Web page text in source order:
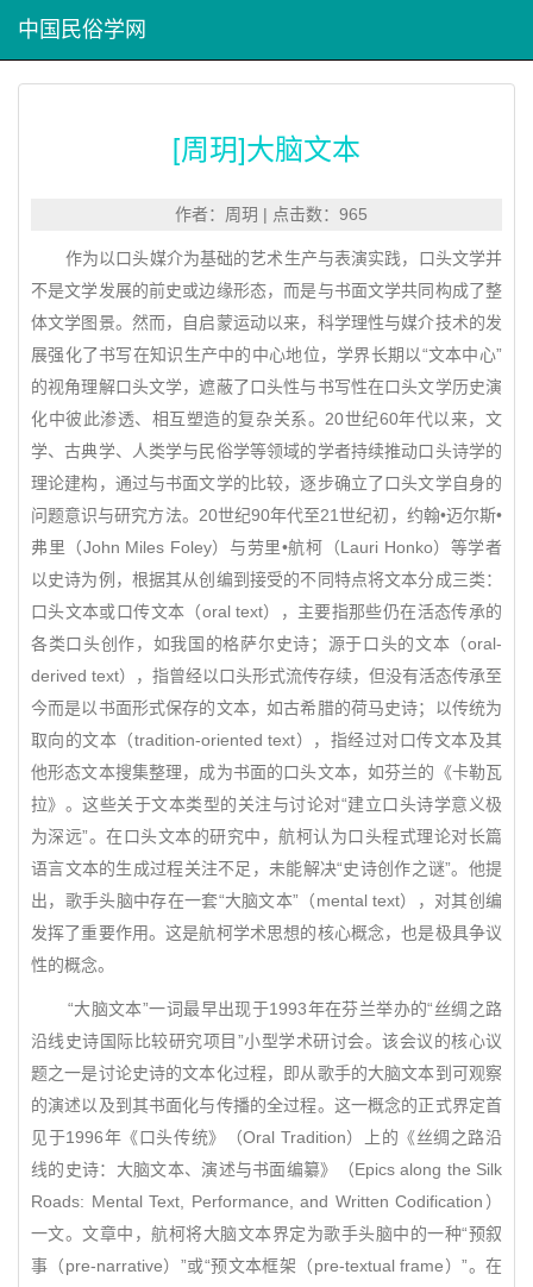
中国民俗学网
[周玥]大脑文本
作者：周玥 | 点击数：965
作为以口头媒介为基础的艺术生产与表演实践，口头文学并
不是文学发展的前史或边缘形态，而是与书面文学共同构成了整
体文学图景。然而，自启蒙运动以来，科学理性与媒介技术的发
展强化了书写在知识生产中的中心地位，学界长期以“文本中心”
的视角理解口头文学，遮蔽了口头性与书写性在口头文学历史演
化中彼此渗透、相互塑造的复杂关系。20世纪60年代以来，文
学、古典学、人类学与民俗学等领域的学者持续推动口头诗学的
理论建构，通过与书面文学的比较，逐步确立了口头文学自身的
问题意识与研究方法。20世纪90年代至21世纪初，约翰•迈尔斯•
弗里（John Miles Foley）与劳里•航柯（Lauri Honko）等学者
以史诗为例，根据其从创编到接受的不同特点将文本分成三类：
口头文本或口传文本（oral text），主要指那些仍在活态传承的
各类口头创作，如我国的格萨尔史诗；源于口头的文本（oral-
derived text），指曾经以口头形式流传存续，但没有活态传承至
今而是以书面形式保存的文本，如古希腊的荷马史诗；以传统为
取向的文本（tradition-oriented text），指经过对口传文本及其
他形态文本搜集整理，成为书面的口头文本，如芬兰的《卡勒瓦
拉》。这些关于文本类型的关注与讨论对“建立口头诗学意义极
为深远”。在口头文本的研究中，航柯认为口头程式理论对长篇
语言文本的生成过程关注不足，未能解决“史诗创作之谜”。他提
出，歌手头脑中存在一套“大脑文本”（mental text），对其创编
发挥了重要作用。这是航柯学术思想的核心概念，也是极具争议
性的概念。
“大脑文本”一词最早出现于1993年在芬兰举办的“丝绸之路
沿线史诗国际比较研究项目”小型学术研讨会。该会议的核心议
题之一是讨论史诗的文本化过程，即从歌手的大脑文本到可观察
的演述以及到其书面化与传播的全过程。这一概念的正式界定首
见于1996年《口头传统》（Oral Tradition）上的《丝绸之路沿
线的史诗：大脑文本、演述与书面编纂》（Epics along the Silk
Roads: Mental Text, Performance, and Written Codification）
一文。文章中，航柯将大脑文本界定为歌手头脑中的一种“预叙
事（pre-narrative）”或“预文本框架（pre-textual frame）”。在